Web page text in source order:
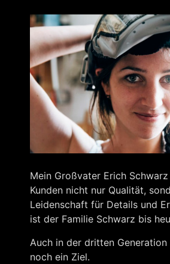
Mein Großvater Erich
Kunden nicht nur Qualität,
Leidenschaft für Details und
ist der Familie Schwarz bis
Auch in der dritten
noch ein Ziel.